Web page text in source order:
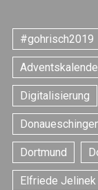
#gohrisch2019
Digitalisierung
Dortmund
Elfriede Jelinek